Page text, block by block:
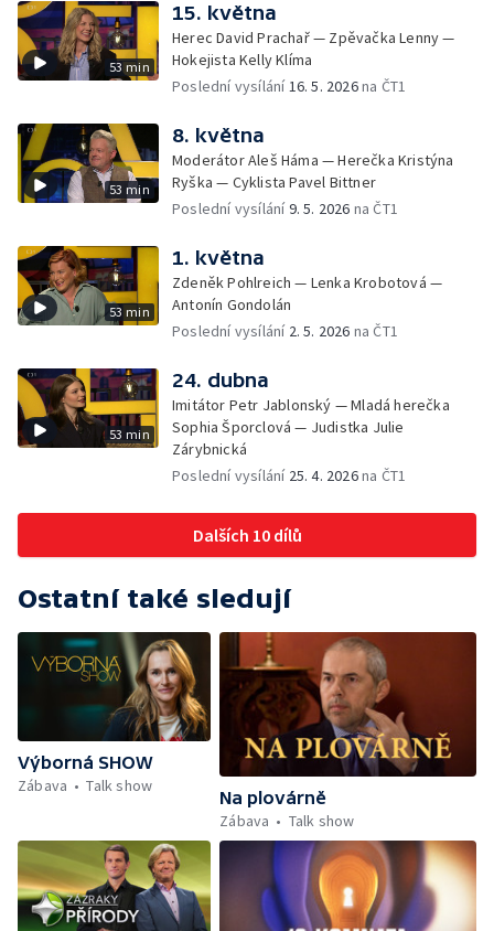
53 min
15. května
Herec David Prachař — Zpěvačka Lenny —
Hokejista Kelly Klíma
Poslední vysílání16. 5. 2026na ČT1
53 min
8. května
Moderátor Aleš Háma — Herečka Kristýna
Ryška — Cyklista Pavel Bittner
Poslední vysílání9. 5. 2026 na ČT1
53 min
1. května
Zdeněk Pohlreich — Lenka Krobotová —
Antonín Gondolán
Poslední vysílání 2. 5. 2026 na ČT1
53 min
24. dubna
Imitátor Petr Jablonský — Mladá herečka
Sophia Šporclová — Judistka Julie
Zárybnická
Poslední vysílání 25. 4. 2026na ČT1
Dalších 10 dílů
Ostatní také sledují
Výborná SHOW
Zábava
Talk show
Na plovárně
Zábava
Talk show